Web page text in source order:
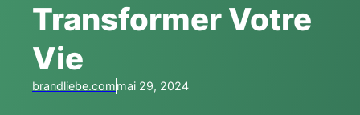
Transformer Votre
Vie
brandliebe.commai 29, 2024